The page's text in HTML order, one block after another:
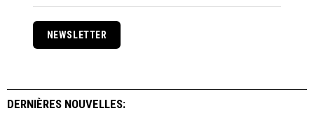
NEWSLETTER
DERNIÈRES NOUVELLES: